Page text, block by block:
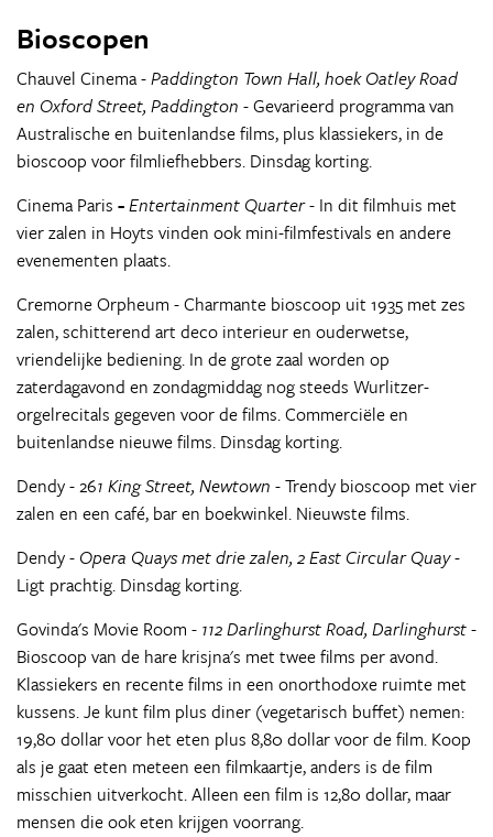
Bioscopen
Chauvel Cinema -Paddington Town Hall, hoek Oatley Road
en Oxford Street, Paddington - Gevarieerd programma van
Australische en buitenlandse films, plus klassiekers, in de
bioscoop voor filmliefhebbers. Dinsdag korting.
Cinema Paris -Entertainment Quarter- In dit filmhuis met
vier zalen in Hoyts vinden ook mini-filmfestivals en andere
evenementen plaats.
Cremorne Orpheum - Charmante bioscoop uit 1935 met zes
zalen, schitterend art deco interieur en ouderwetse,
vriendelijke bediening. In de grote zaal worden op
zaterdagavond en zondagmiddag nog steeds Wurlitzer-
orgelrecitals gegeven voor de films. Commerciële en
buitenlandse nieuwe films. Dinsdag korting.
Dendy - 261 King Street, Newtown - Trendy bioscoop met vier
zalen en een café, bar en boekwinkel. Nieuwste films.
Dendy - Opera Quays met drie zalen, 2 East Circular Quay-
Ligt prachtig. Dinsdag korting.
Govinda's Movie Room - 112 Darlinghurst Road, Darlinghurst -
Bioscoop van de hare krisjna's met twee films per avond.
Klassiekers en recente films in een onorthodoxe ruimte met
kussens. Je kunt film plus diner (vegetarisch buffet) nemen:
19,80 dollar voor het eten plus 8,80 dollar voor de film. Koop
als je gaat eten meteen een filmkaartje, anders is de film
misschien uitverkocht. Alleen een film is 12,80 dollar, maar
mensen die ook eten krijgen voorrang.